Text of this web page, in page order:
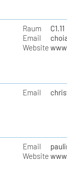
Raum
C1.11
Email
Website
Email
Email
Website